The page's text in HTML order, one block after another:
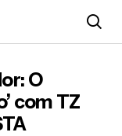
O
com TZ